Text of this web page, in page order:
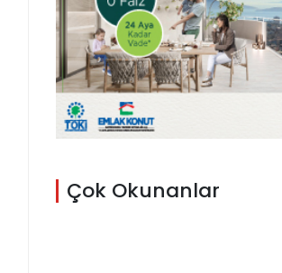
Çok Okunanlar